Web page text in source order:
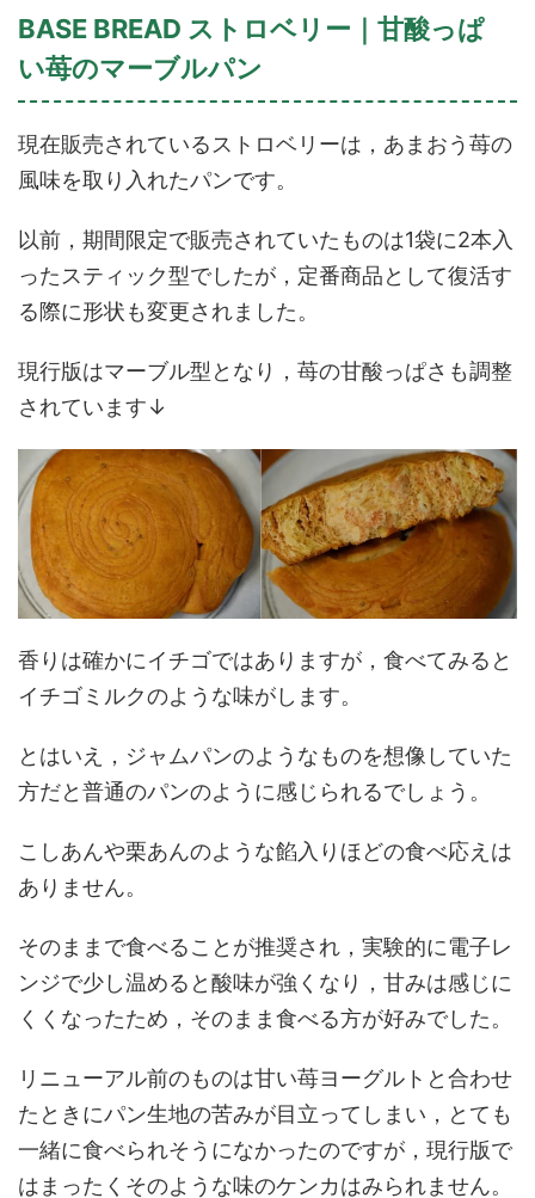
BASE BREAD ストロベリー｜甘酸っぱ
い苺のマーブルパン
現在販売されているストロベリーは，あまおう苺の
風味を取り入れたパンです。
以前，期間限定で販売されていたものは1袋に2本入
ったスティック型でしたが，定番商品として復活す
る際に形状も変更されました。
現行版はマーブル型となり，苺の甘酸っぱさも調整
されています↓
香りは確かにイチゴではありますが，食べてみると
イチゴミルクのような味がします。
とはいえ，ジャムパンのようなものを想像していた
方だと普通のパンのように感じられるでしょう。
こしあんや栗あんのような餡入りほどの食べ応えは
ありません。
そのままで食べることが推奨され，実験的に電子レ
ンジで少し温めると酸味が強くなり，甘みは感じに
くくなったため，そのまま食べる方が好みでした。
リニューアル前のものは甘い苺ヨーグルトと合わせ
たときにパン生地の苦みが目立ってしまい，とても
一緒に食べられそうになかったのですが，現行版で
はまったくそのような味のケンカはみられません。